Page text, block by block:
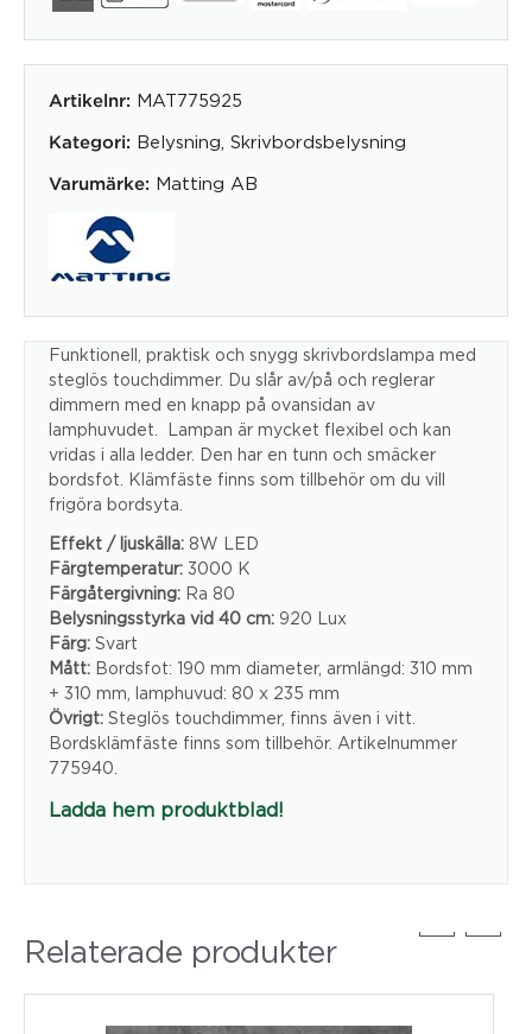
Artikelnr: MAT775925
Kategori: Belysning Skrivbordsbelysning
Varumärke: Matting AB
Funktionell, praktisk och snygg skrivbordslampa med
steglös touchdimmer. Du slår av/på och reglerar
dimmern med en knapp på ovansidan av
lamphuvudet. Lampan är mycket flexibel och kan
vridas i alla ledder. Den har en tunn och smäcker
bordsfot. Klämfäste finns som tillbehör om du vill
frigöra bordsyta.
Effekt / ljuskälla: 8W LED
Färgtemperatur: 3000 K
Färgåtergivning: Ra 80
Belysningsstyrka vid 40 cm: 920 Lux
Färg: Svart
Mått: Bordsfot: 190 mm diameter, armlängd: 310 mm
+ 310 mm, lamphuvud: 80 x 235 mm
Övrigt: Steglös touchdimmer, finns även i vitt.
Bordsklämfäste finns som tillbehör. Artikelnummer
775940.
Ladda hem produktblad!
Relaterade produkter